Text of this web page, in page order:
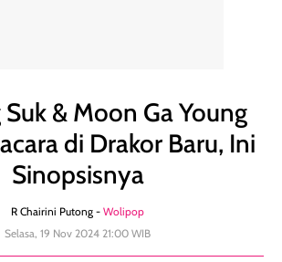
Suk & Moon Ga Young
di Drakor Baru, Ini
Sinopsisnya
R Chairini Putong - Wolipop
Selasa, 19 Nov 2024 21:00 WIB